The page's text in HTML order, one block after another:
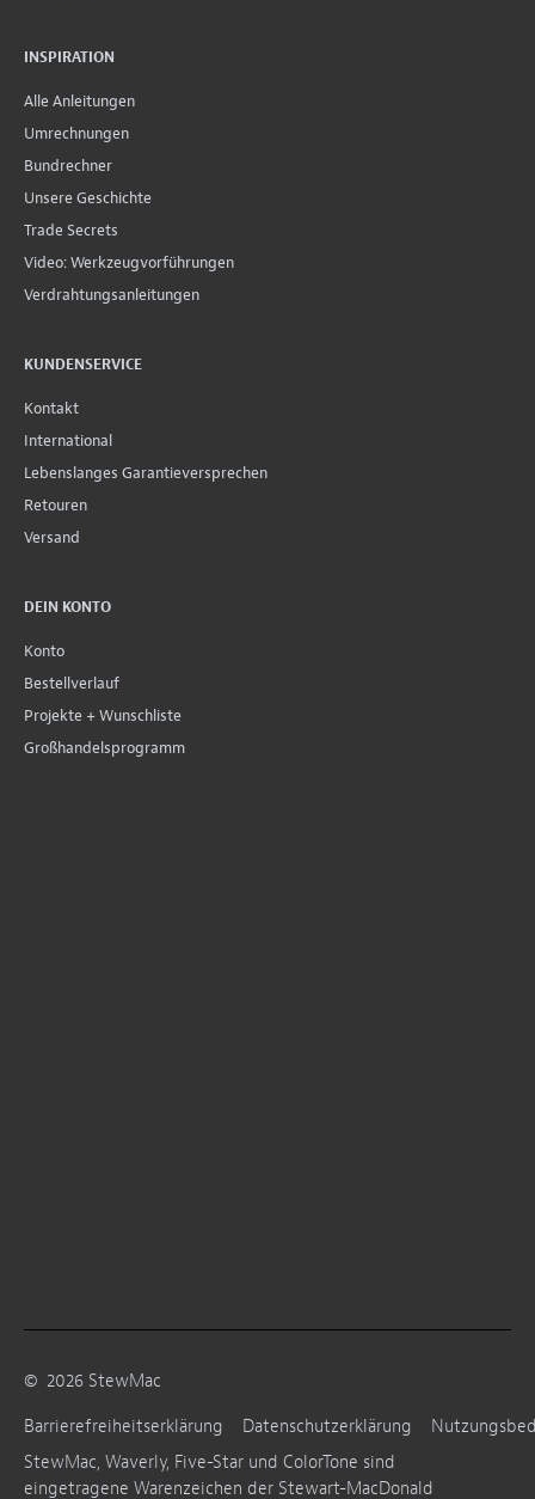
INSPIRATION
Alle Anleitungen
Umrechnungen
Bundrechner
Unsere Geschichte
Trade Secrets
Video: Werkzeugvorführungen
Verdrahtungsanleitungen
KUNDENSERVICE
Kontakt
International
Lebenslanges Garantieversprechen
Retouren
Versand
DEIN KONTO
Konto
Bestellverlauf
Projekte + Wunschliste
Großhandelsprogramm
© 2026 StewMac
Barrierefreiheitserklärung
Datenschutzerklärung
StewMac, Waverly, Five-Star und ColorTone sind
eingetragene Warenzeichen der Stewart-MacDonald